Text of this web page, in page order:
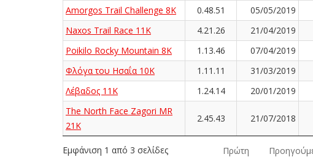
Amorgos Trail Challenge 8K
0.48.51 05/05/2019
Naxos Trail Race 11K
4.21.26 21/04/2019
Poikilo Rocky Mountain 8K
1.13.46 07/04/2019
Φλόγα του Ησαΐα 10Κ
1.11.11 31/03/2019
Λέβαδος 11K
1.24.14 20/01/2019
The North Face Zagori MR
21K
2.45.43 21/07/2018
Εμφάνιση 1 από 3 σελίδες Πρώτη